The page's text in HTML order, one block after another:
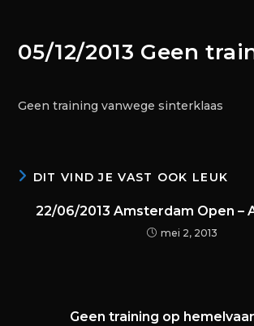
05/12/2013 Geen
Geen training vanwege sinterklaas
DIT VIND JE VAST OOK LEUK
22/06/2013 Amsterdam Open –
mei 2, 2013
Geen training op